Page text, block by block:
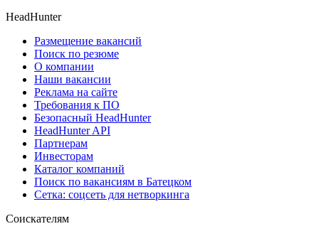
HeadHunter
Размещение вакансий
Поиск по резюме
О компании
Наши вакансии
Реклама на сайте
Требования к ПО
Безопасный HeadHunter
HeadHunter API
Партнерам
Инвесторам
Каталог компаний
Поиск по вакансиям в Батецком
Сетка: соцсеть для нетворкинга
Соискателям